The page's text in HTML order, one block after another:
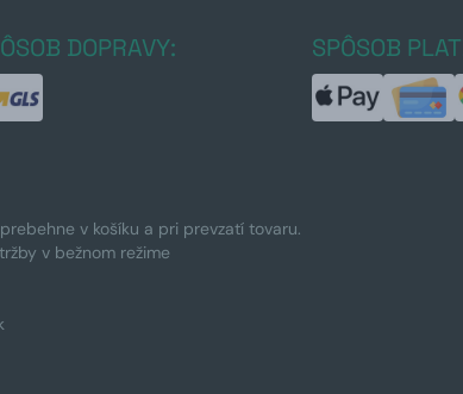
DOPRAVY: SPÔSOB
v košíku a pri prevzatí tovaru.
v bežnom režime